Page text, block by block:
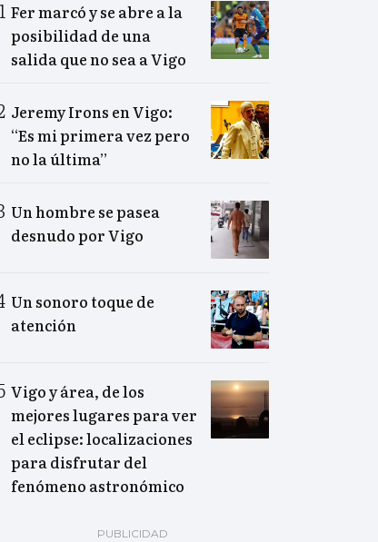
Fer marcó y se abre a la
posibilidad de una
salida que no sea a Vigo
Jeremy Irons en Vigo:
“Es mi primera vez pero
no la última”
Un hombre se pasea
desnudo por Vigo
Un sonoro toque de
atención
Vigo y área, de los
mejores lugares para ver
el eclipse: localizaciones
para disfrutar del
fenómeno astronómico